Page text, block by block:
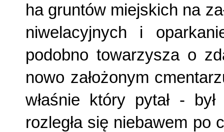
ha gruntów miejskich na
niwelacyjnych i
podobno towarzysza o
nowo założonym
właśnie który pytał -
rozległa się niebawem po